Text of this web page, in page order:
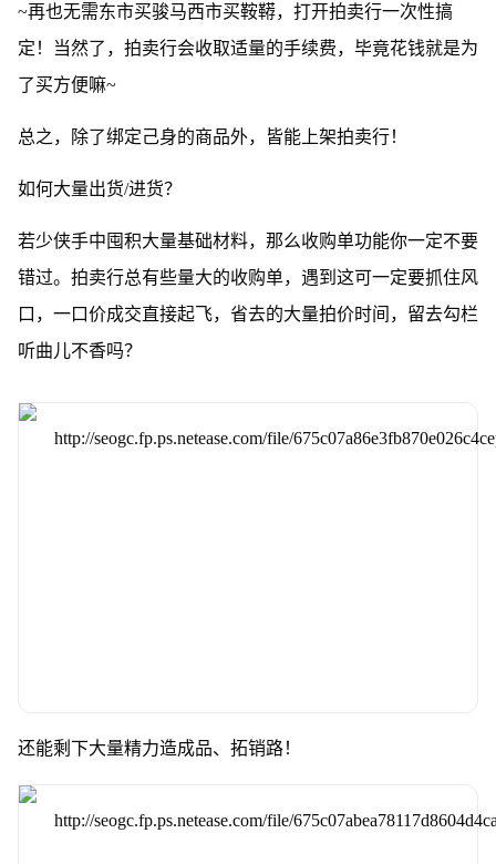
~再也无需东市买骏马西市买鞍鞯，打开拍卖行一次性搞
定！当然了，拍卖行会收取适量的手续费，毕竟花钱就是为
了买方便嘛~
总之，除了绑定己身的商品外，皆能上架拍卖行！
如何大量出货/进货？
若少侠手中囤积大量基础材料，那么收购单功能你一定不要
错过。拍卖行总有些量大的收购单，遇到这可一定要抓住风
口，一口价成交直接起飞，省去的大量拍价时间，留去勾栏
听曲儿不香吗？
还能剩下大量精力造成品、拓销路！